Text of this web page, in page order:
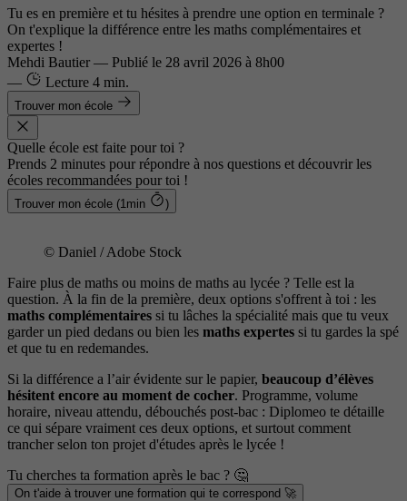
Tu es en première et tu hésites à prendre une option en terminale ?
On t'explique la différence entre les maths complémentaires et
expertes !
Mehdi Bautier — Publié le 28 avril 2026 à 8h00
—
Lecture 4 min.
Trouver mon école
Quelle école est faite pour toi ?
Prends 2 minutes pour répondre à nos questions et découvrir les
écoles recommandées pour toi !
Trouver mon école (1min )
© Daniel / Adobe Stock
Faire plus de maths ou moins de maths au lycée ? Telle est la
question. À la fin de la première, deux options s'offrent à toi : les
maths complémentaires si tu lâches la spécialité mais que tu veux
garder un pied dedans ou bien les maths expertes si tu gardes la spé
et que tu en redemandes.
Si la différence a l’air évidente sur le papier, beaucoup d’élèves
hésitent encore au moment de cocher. Programme, volume
horaire, niveau attendu, débouchés post-bac : Diplomeo te détaille
ce qui sépare vraiment ces deux options, et surtout comment
trancher selon ton projet d'études après le lycée !
Tu cherches ta formation après le bac ? 🤔
On t'aide à trouver une formation qui te correspond 🚀